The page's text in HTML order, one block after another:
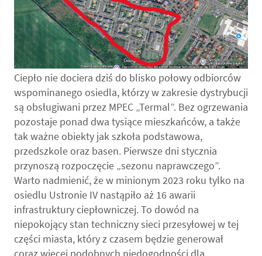
Ciepło nie dociera dziś do blisko połowy odbiorców
wspominanego osiedla, którzy w zakresie dystrybucji
są obsługiwani przez MPEC „Termal”. Bez ogrzewania
pozostaje ponad dwa tysiące mieszkańców, a także
tak ważne obiekty jak szkoła podstawowa,
przedszkole oraz basen. Pierwsze dni stycznia
przynoszą rozpoczęcie „sezonu naprawczego”.
Warto nadmienić, że w minionym 2023 roku tylko na
osiedlu Ustronie IV nastąpiło aż 16 awarii
infrastruktury ciepłowniczej. To dowód na
niepokojący stan techniczny sieci przesyłowej w tej
części miasta, który z czasem będzie generował
coraz więcej podobnych niedogodności dla